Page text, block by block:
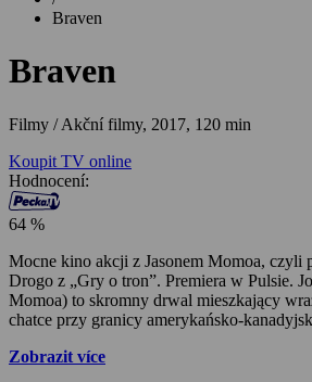
Braven
Braven
Filmy / Akční filmy, 2017, 120 min
Koupit TV online
Hodnocení:
64 %
Mocne kino akcji z Jasonem Momoa, czyli
Drogo z „Gry o tron”. Premiera w Pulsie.
Momoa) to skromny drwal mieszkający
chatce przy granicy amerykańsko-
terenie posiadłości Bravenów, chcąc
Zobrazit více